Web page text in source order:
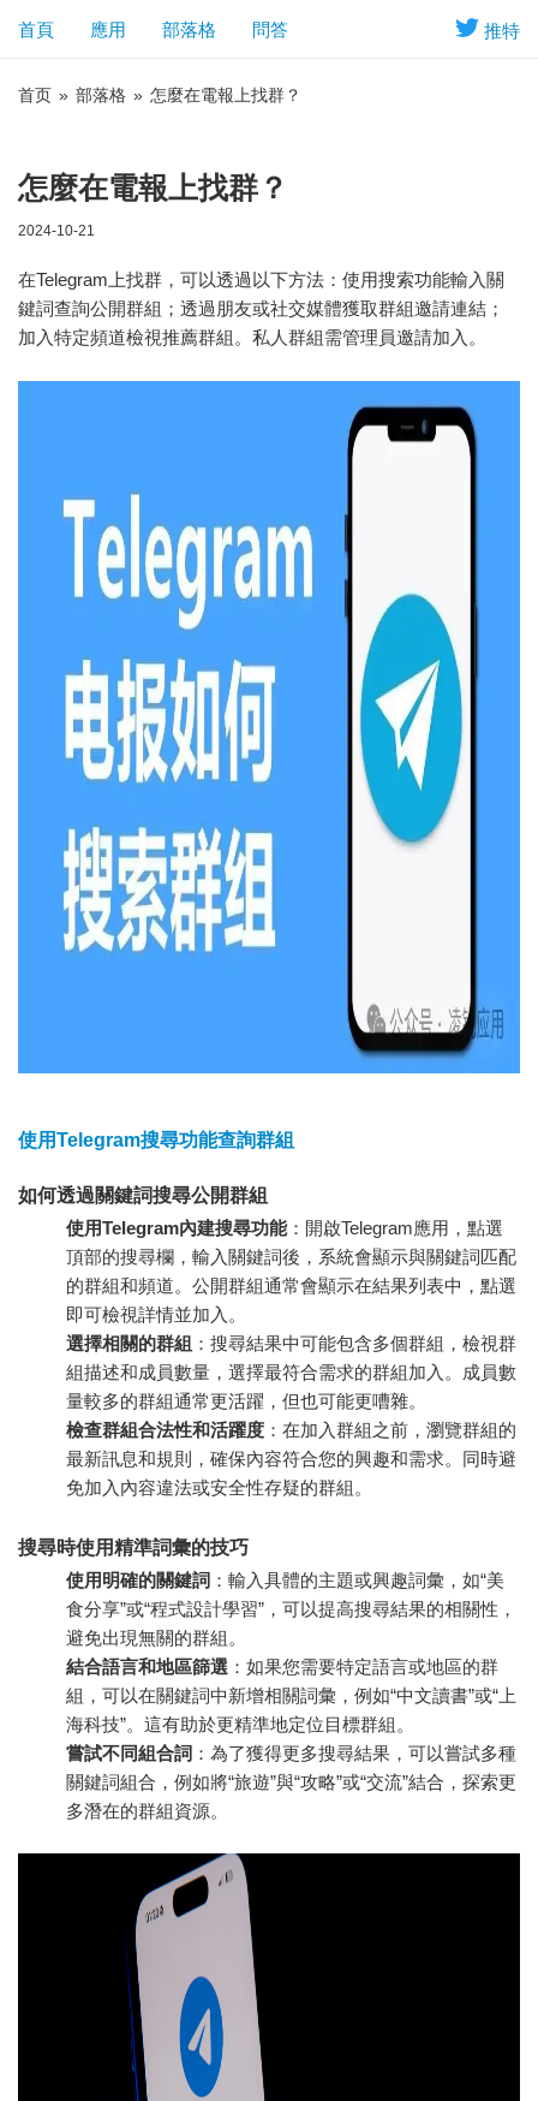
推特
首頁 應用 部落格 問答
首页 » 部落格 » 怎麼在電報上找群？
怎麼在電報上找群？
2024-10-21
在Telegram上找群，可以透過以下方法：使用搜索功能輸入關
鍵詞查詢公開群組；透過朋友或社交媒體獲取群組邀請連結；
加入特定頻道檢視推薦群組。私人群組需管理員邀請加入。
使用Telegram搜尋功能查詢群組
如何透過關鍵詞搜尋公開群組
使用Telegram內建搜尋功能：開啟Telegram應用，點選
頂部的搜尋欄，輸入關鍵詞後，系統會顯示與關鍵詞匹配
的群組和頻道。公開群組通常會顯示在結果列表中，點選
即可檢視詳情並加入。
選擇相關的群組 ：搜尋結果中可能包含多個群組，檢視群
組描述和成員數量，選擇最符合需求的群組加入。成員數
量較多的群組通常更活躍，但也可能更嘈雜。
檢查群組合法性和活躍度 ：在加入群組之前，瀏覽群組的
最新訊息和規則，確保內容符合您的興趣和需求。同時避
免加入內容違法或安全性存疑的群組。
搜尋時使用精準詞彙的技巧
使用明確的關鍵詞 ：輸入具體的主題或興趣詞彙，如“美
食分享”或“程式設計學習”，可以提高搜尋結果的相關性，
避免出現無關的群組。
結合語言和地區篩選 ：如果您需要特定語言或地區的群
組，可以在關鍵詞中新增相關詞彙，例如“中文讀書”或“上
海科技”。這有助於更精準地定位目標群組。
嘗試不同組合詞 ：為了獲得更多搜尋結果，可以嘗試多種
關鍵詞組合，例如將“旅遊”與“攻略”或“交流”結合，探索更
多潛在的群組資源。